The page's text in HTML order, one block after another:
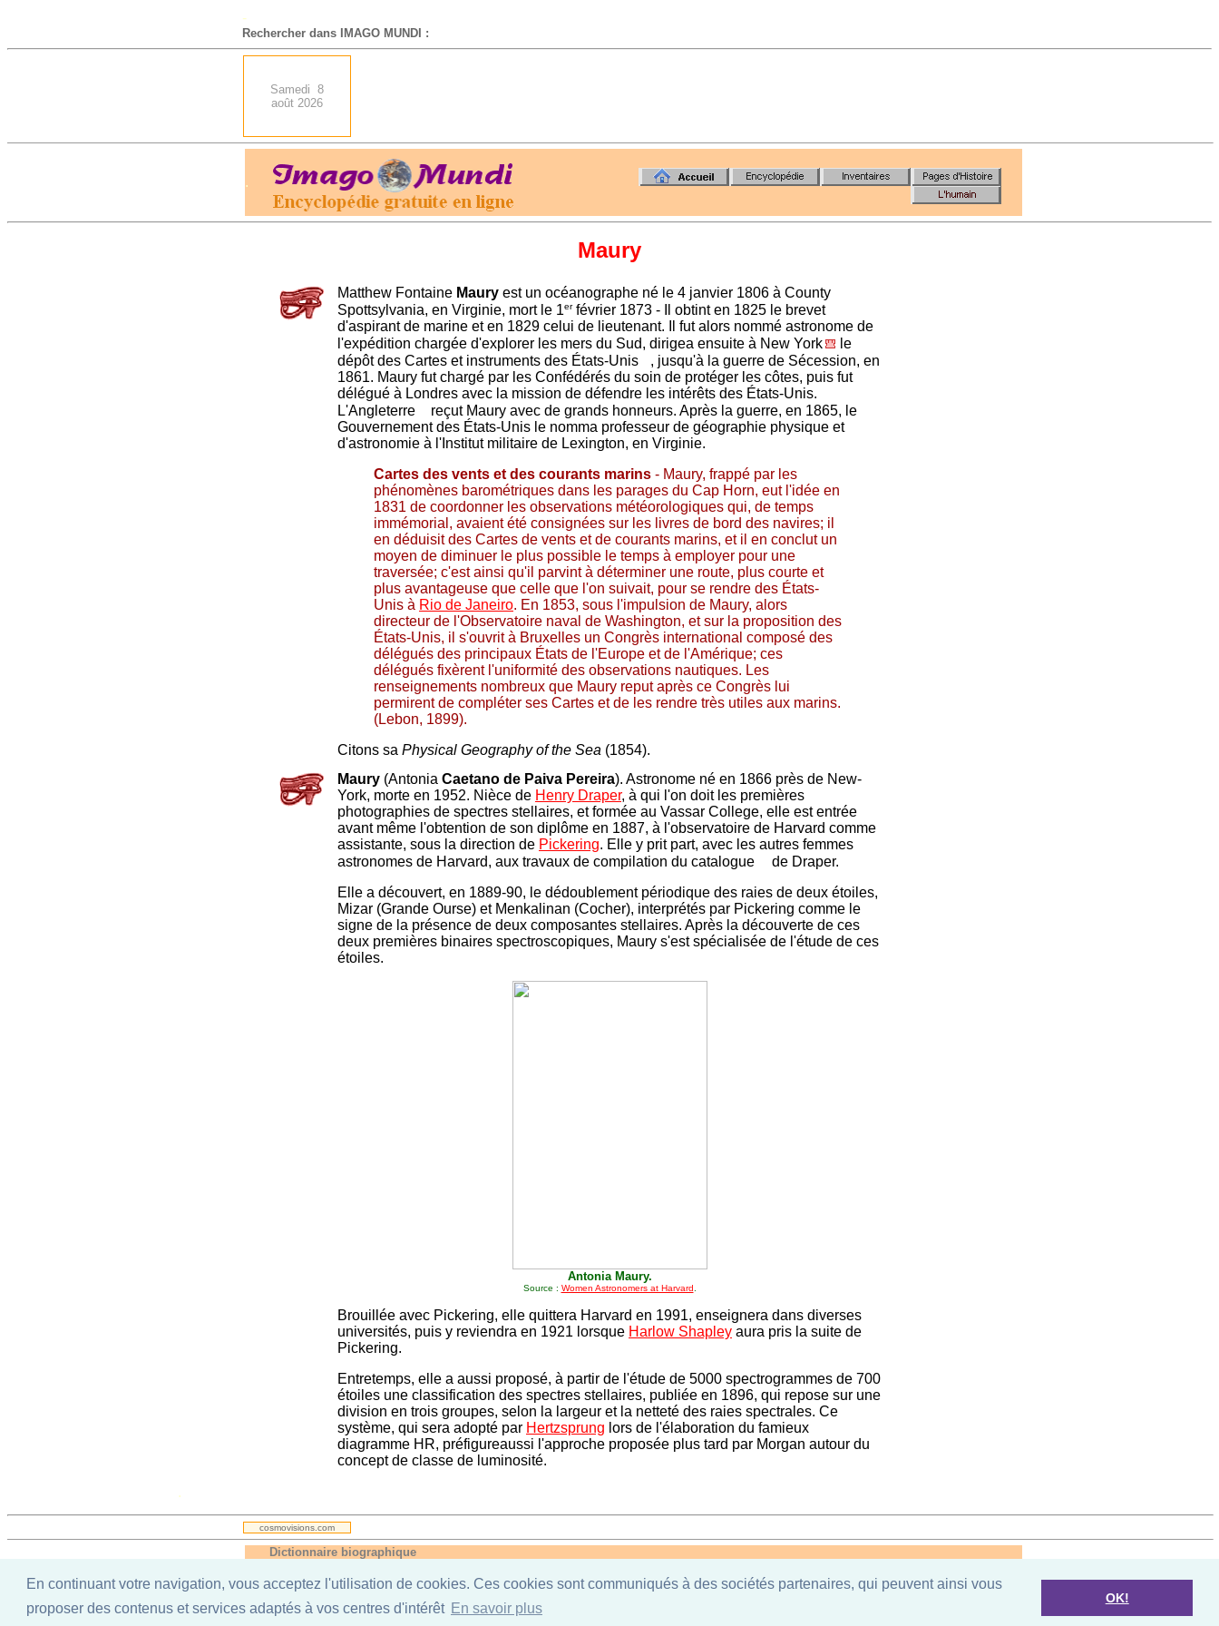
En continuant votre navigation, vous acceptez l'utilisation de cookies. Ces cookies sont communiqués à des sociétés partenaires, qui peuvent ainsi vous
proposer des contenus et services adaptés à vos centres d'intérêt En savoir plus
OK!
-
Rechercher dans IMAGO MUNDI :
Samedi 8
août 2026
.
Maury
Matthew Fontaine Maury est un océanographe né le 4 janvier 1806 à County
Spottsylvania, en Virginie, mort le 1erfévrier 1873 - Il obtint en 1825 le brevet
d'aspirant de marine et en 1829 celui de lieutenant. Il fut alors nommé astronome de
l'expédition chargée d'explorer les mers du Sud, dirigea ensuite à New York
le
dépôt des Cartes et instruments des États-Unis
, jusqu'à la guerre de Sécession, en
1861. Maury fut chargé par les Confédérés du soin de protéger les côtes, puis fut
délégué à Londres avec la mission de défendre les intérêts des États-Unis.
L'Angleterre
reçut Maury avec de grands honneurs. Après la guerre, en 1865, le
Gouvernement des États-Unis le nomma professeur de géographie physique et
d'astronomie à l'Institut militaire de Lexington, en Virginie.
Cartes des vents et des courants marins - Maury, frappé par les
phénomènes barométriques dans les parages du Cap Horn, eut l'idée en
1831 de coordonner les observations météorologiques qui, de temps
immémorial, avaient été consignées sur les livres de bord des navires; il
en déduisit des Cartes de vents et de courants marins, et il en conclut un
moyen de diminuer le plus possible le temps à employer pour une
traversée; c'est ainsi qu'il parvint à déterminer une route, plus courte et
plus avantageuse que celle que l'on suivait, pour se rendre des États-
Unis à Rio de Janeiro. En 1853, sous l'impulsion de Maury, alors
directeur de l'Observatoire naval de Washington, et sur la proposition des
États-Unis, il s'ouvrit à Bruxelles un Congrès international composé des
délégués des principaux États de l'Europe et de l'Amérique; ces
délégués fixèrent l'uniformité des observations nautiques. Les
renseignements nombreux que Maury reput après ce Congrès lui
permirent de compléter ses Cartes et de les rendre très utiles aux marins.
(Lebon, 1899).
Citons sa Physical Geography of the Sea (1854).
Maury (Antonia Caetano de Paiva Pereira). Astronome né en 1866 près de New-
York, morte en 1952. Nièce de Henry Draper, à qui l'on doit les premières
photographies de spectres stellaires, et formée au Vassar College, elle est entrée
avant même l'obtention de son diplôme en 1887, à l'observatoire de Harvard comme
assistante, sous la direction de Pickering. Elle y prit part, avec les autres femmes
astronomes de Harvard, aux travaux de compilation du catalogue
de Draper.
Elle a découvert, en 1889-90, le dédoublement périodique des raies de deux étoiles,
Mizar (Grande Ourse) et Menkalinan (Cocher), interprétés par Pickering comme le
signe de la présence de deux composantes stellaires. Après la découverte de ces
deux premières binaires spectroscopiques, Maury s'est spécialisée de l'étude de ces
étoiles.
Antonia Maury.
Source : Women Astronomers at Harvard
Brouillée avec Pickering, elle quittera Harvard en 1991, enseignera dans diverses
universités, puis y reviendra en 1921 lorsque Harlow Shapley aura pris la suite de
Pickering.
Entretemps, elle a aussi proposé, à partir de l'étude de 5000 spectrogrammes de 700
étoiles une classification des spectres stellaires, publiée en 1896, qui repose sur une
division en trois groupes, selon la largeur et la netteté des raies spectrales. Ce
système, qui sera adopté par Hertzsprung lors de l'élaboration du famieux
diagramme HR, préfigureaussi l'approche proposée plus tard par Morgan autour du
concept de classe de luminosité.
.
cosmovisions.com
Dictionnaire biographique